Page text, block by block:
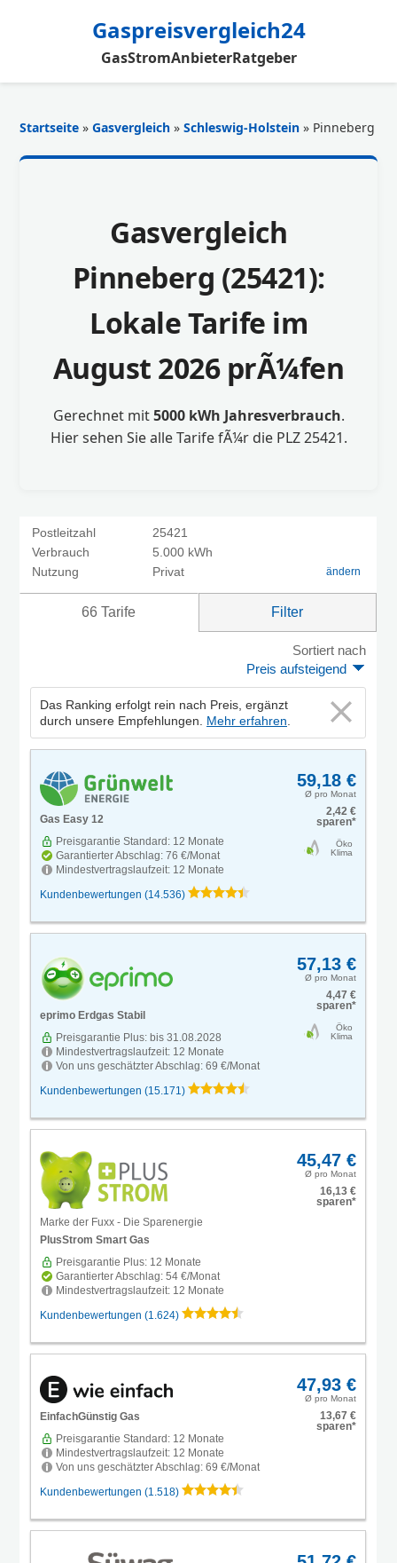
Gaspreisvergleich24
GasStromAnbieterRatgeber
Startseite »Gasvergleich »Schleswig-Holstein » Pinneberg
Gasvergleich
Pinneberg (25421):
Lokale Tarife im
August 2026 prÃ¼fen
Gerechnet mit5000 kWh Jahresverbrauch.
Hier sehen Sie alle Tarife fÃ¼r die PLZ 25421.